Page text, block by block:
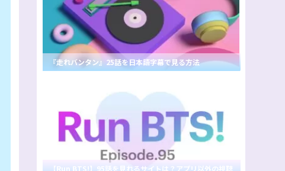
『走れバンタン』25話を日本語字幕で見る方法
【Run BTS!】95話を見れるサイトは？アプリ以外の視聴